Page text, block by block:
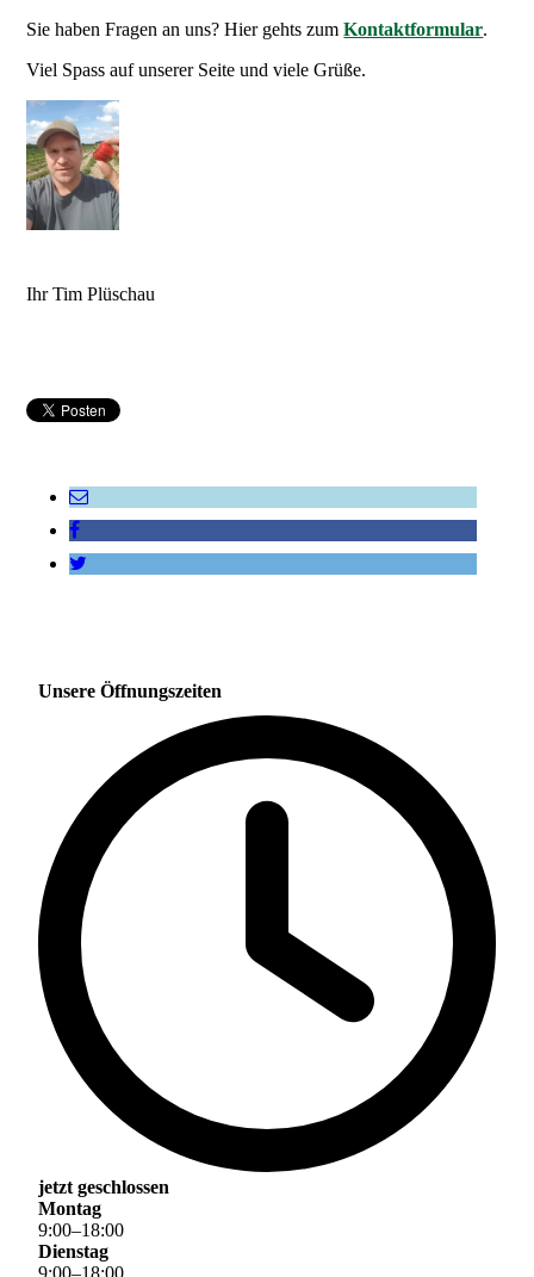
Sie haben Fragen an uns? Hier gehts zumKontaktformular.
Viel Spass auf unserer Seite und viele Grüße.
Ihr Tim Plüschau
Unsere Öffnungszeiten
jetzt geschlossen
Montag
9:00–18:00
Dienstag